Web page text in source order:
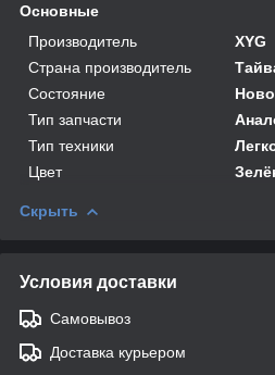
Основные
Производитель
XYG
Страна производитель
Состояние
Тип запчасти
Тип техники
Цвет
Скрыть
Условия доставки
Самовывоз
Доставка курьером